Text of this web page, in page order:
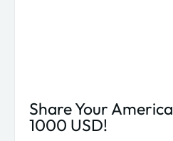
Share Your
1000 USD!